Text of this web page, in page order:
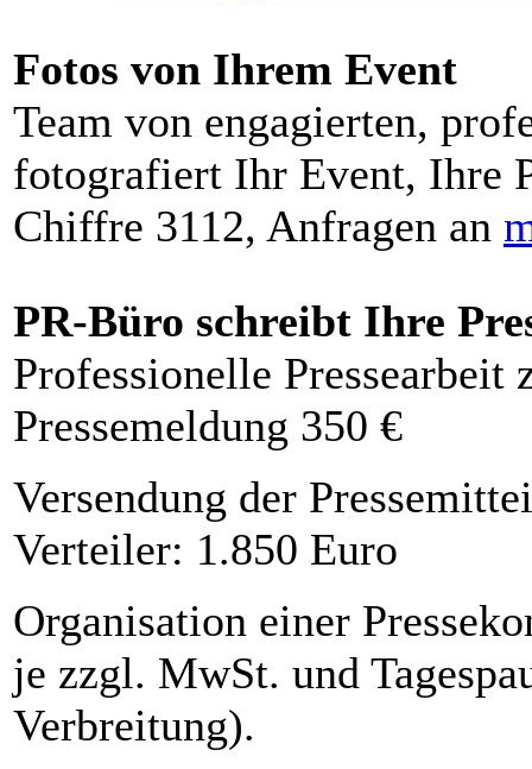
Fotos von Ihrem Event
Team von engagierten,
fotografiert Ihr Event, Ihre
Chiffre 3112, Anfragen an
PR-Büro schreibt Ihre
Professionelle Pressearbeit
Pressemeldung 350 €
Versendung der
Verteiler: 1.850 Euro
Organisation einer
je zzgl. MwSt. und
Verbreitung).